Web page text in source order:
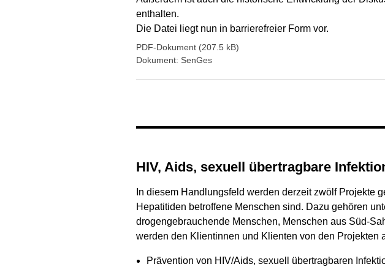
enthalten.
Die Datei liegt nun in barrierefreier Form vor.
PDF-Dokument (207.5 kB)
Dokument: SenGes
HIV, Aids, sexuell übertragbare
In diesem Handlungsfeld werden derzeit zwölf Projekte
Hepatitiden betroffene Menschen sind. Dazu gehören
drogengebrauchende Menschen, Menschen aus Süd-
werden den Klientinnen und Klienten von den Projekten
Prävention von HIV/Aids, sexuell übertragbaren